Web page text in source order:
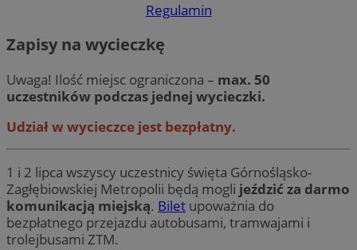
Regulamin
Zapisy na wycieczkę
Uwaga! Ilość miejsc ograniczona – max. 50
uczestników podczas jednej wycieczki.
Udział w wycieczce jest bezpłatny.
1 i 2 lipca wszyscy uczestnicy święta Górnośląsko-
Zagłębiowskiej Metropolii będą mogli jeździć za darmo
komunikacją miejską. Bilet upoważnia do
bezpłatnego przejazdu autobusami, tramwajami i
trolejbusami ZTM.